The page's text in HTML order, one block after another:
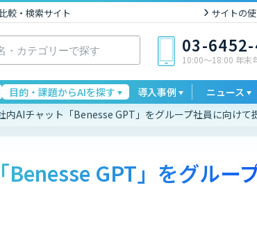
較・検索サイト サイトの
03-
10:00〜18:00 年末
目的・課題からAIを探す 導入事例
ニュース
内AIチャット「Benesse GPT」をグループ社員に向けて
GPT」をグルー